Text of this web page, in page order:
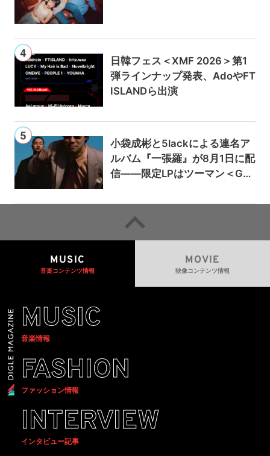
日韓フェス＜XMF 2026＞第1
弾ラインナップ発表、AdoやFT
ISLANDら出演
小袋成彬と5lackによる連名ア
ルバム『一張羅』が8月1日に配
信——限定LPはツーマン＜Gai
MUSIC
音楽コンテンツ情報
MOVIE
映像コンテンツ情報
MUSIC
音楽情報
FASHION
ファッション情報
INTERVIEW
インタビュー記事